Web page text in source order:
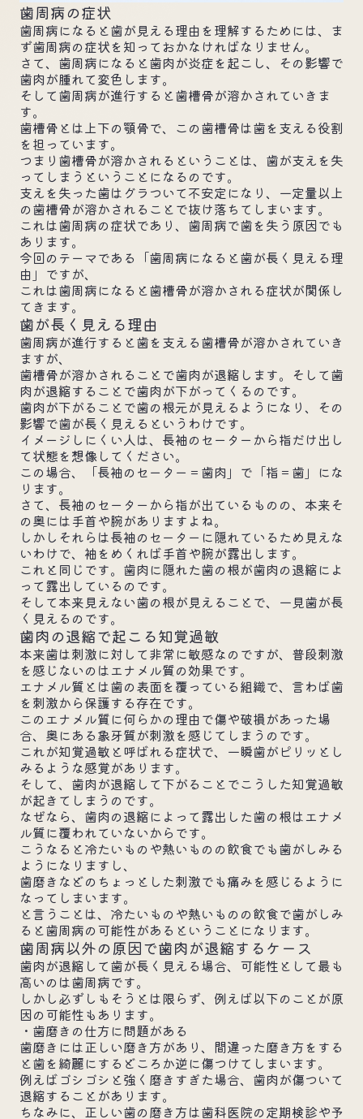
歯周病の症状
歯周病になると歯が見える理由を理解するためには、ま
ず歯周病の症状を知っておかなければなりません。
さて、歯周病になると歯肉が炎症を起こし、その影響で
歯肉が腫れて変色します。
そして歯周病が進行すると歯槽骨が溶かされていきま
す。
歯槽骨とは上下の顎骨で、この歯槽骨は歯を支える役割
を担っています。
つまり歯槽骨が溶かされるということは、歯が支えを失
ってしまうということになるのです。
支えを失った歯はグラついて不安定になり、一定量以上
の歯槽骨が溶かされることで抜け落ちてしまいます。
これは歯周病の症状であり、歯周病で歯を失う原因でも
あります。
今回のテーマである「歯周病になると歯が長く見える理
由」ですが、
これは歯周病になると歯槽骨が溶かされる症状が関係し
てきます。
歯が長く見える理由
歯周病が進行すると歯を支える歯槽骨が溶かされていき
ますが、
歯槽骨が溶かされることで歯肉が退縮します。そして歯
肉が退縮することで歯肉が下がってくるのです。
歯肉が下がることで歯の根元が見えるようになり、その
影響で歯が長く見えるというわけです。
イメージしにくい人は、長袖のセーターから指だけ出し
て状態を想像してください。
この場合、「長袖のセーター＝歯肉」で「指＝歯」にな
ります。
さて、長袖のセーターから指が出ているものの、本来そ
の奥には手首や腕がありますよね。
しかしそれらは長袖のセーターに隠れているため見えな
いわけで、袖をめくれば手首や腕が露出します。
これと同じです。歯肉に隠れた歯の根が歯肉の退縮によ
って露出しているのです。
そして本来見えない歯の根が見えることで、一見歯が長
く見えるのです。
歯肉の退縮で起こる知覚過敏
本来歯は刺激に対して非常に敏感なのですが、普段刺激
を感じないのはエナメル質の効果です。
エナメル質とは歯の表面を覆っている組織で、言わば歯
を刺激から保護する存在です。
このエナメル質に何らかの理由で傷や破損があった場
合、奥にある象牙質が刺激を感じてしまうのです。
これが知覚過敏と呼ばれる症状で、一瞬歯がピリッとし
みるような感覚があります。
そして、歯肉が退縮して下がることでこうした知覚過敏
が起きてしまうのです。
なぜなら、歯肉の退縮によって露出した歯の根はエナメ
ル質に覆われていないからです。
こうなると冷たいものや熱いものの飲食でも歯がしみる
ようになりますし、
歯磨きなどのちょっとした刺激でも痛みを感じるように
なってしまいます。
と言うことは、冷たいものや熱いものの飲食で歯がしみ
ると歯周病の可能性があるということになります。
歯周病以外の原因で歯肉が退縮するケース
歯肉が退縮して歯が長く見える場合、可能性として最も
高いのは歯周病です。
しかし必ずしもそうとは限らず、例えば以下のことが原
因の可能性もあります。
・歯磨きの仕方に問題がある
歯磨きには正しい磨き方があり、間違った磨き方をする
と歯を綺麗にするどころか逆に傷つけてしまいます。
例えばゴシゴシと強く磨きすぎた場合、歯肉が傷ついて
退縮することがあります。
ちなみに、正しい歯の磨き方は歯科医院の定期検診や予